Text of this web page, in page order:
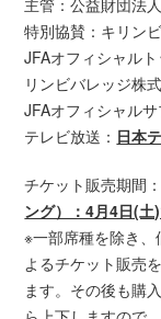
主管：公益財団法
特別協賛：キリン
JFAオフィシャル
リンビバレッジ株
JFAオフィシャル
テレビ放送： 日本
チケット販売期間
ング）：4月4日(土
※一部席種を除き
よるチケット販売
ます。その後も購